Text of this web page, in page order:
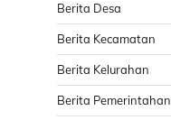
Berita Desa
Berita Kecamatan
Berita Kelurahan
Berita Pemerintahan